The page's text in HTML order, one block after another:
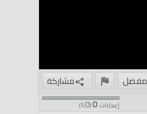
مفضل مشاركة
إعجابات:0
(
0
%)